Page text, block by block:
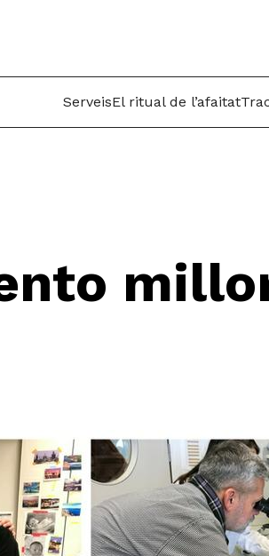
ServeisEl ritual de l’afaitat